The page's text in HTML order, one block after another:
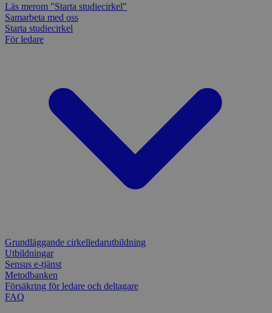
Läs merom "Starta studiecirkel"
Samarbeta med oss
Starta studiecirkel
För ledare
Grundläggande cirkelledarutbildning
Utbildningar
Sensus e-tjänst
Metodbanken
Försäkring för ledare och deltagare
FAQ